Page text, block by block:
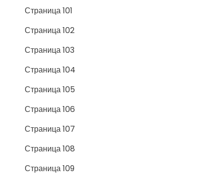
Страница 101
Страница 102
Страница 103
Страница 104
Страница 105
Страница 106
Страница 107
Страница 108
Страница 109